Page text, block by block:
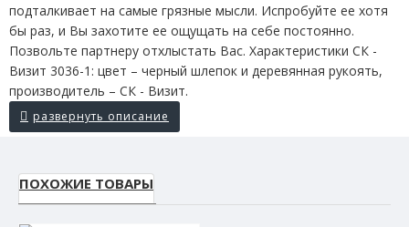
подталкивает на самые грязные мысли. Испробуйте ее хотя
бы раз, и Вы захотите ее ощущать на себе постоянно.
Позвольте партнеру отхлыстать Вас. Характеристики СК -
Визит 3036-1: цвет – черный шлепок и деревянная рукоять,
производитель – СК - Визит.
ПОХОЖИЕ ТОВАРЫ